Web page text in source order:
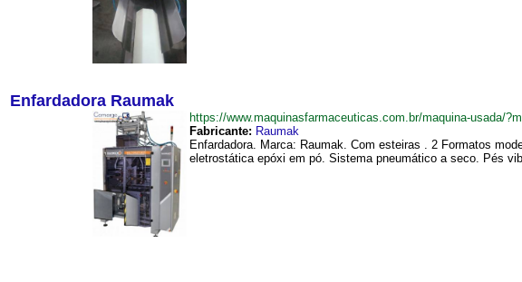
Enfardadora Raumak
https://www.maquinasfarmaceuticas.com.br/maquina-usada/
Fabricante: Raumak
Enfardadora. Marca: Raumak. Com esteiras . 2 Formatos
eletrostática epóxi em pó. Sistema pneumático a seco. Pés